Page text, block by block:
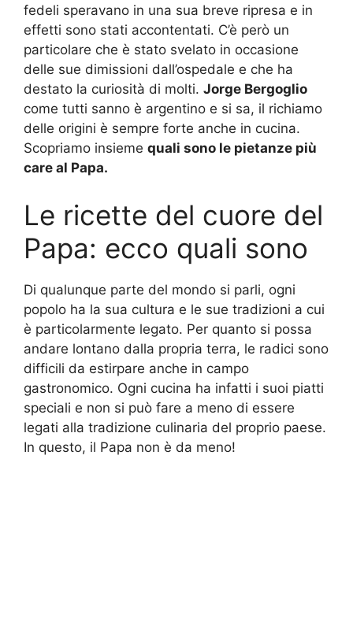
fedeli speravano in una sua breve ripresa e in
effetti sono stati accontentati. C’è però un
particolare che è stato svelato in occasione
delle sue dimissioni dall’ospedale e che ha
destato la curiosità di molti. Jorge Bergoglio
come tutti sanno è argentino e si sa, il richiamo
delle origini è sempre forte anche in cucina.
Scopriamo insieme quali sono le pietanze più
care al Papa.
Le ricette del cuore del
Papa: ecco quali sono
Di qualunque parte del mondo si parli, ogni
popolo ha la sua cultura e le sue tradizioni a cui
è particolarmente legato. Per quanto si possa
andare lontano dalla propria terra, le radici sono
difficili da estirpare anche in campo
gastronomico. Ogni cucina ha infatti i suoi piatti
speciali e non si può fare a meno di essere
legati alla tradizione culinaria del proprio paese.
In questo, il Papa non è da meno!